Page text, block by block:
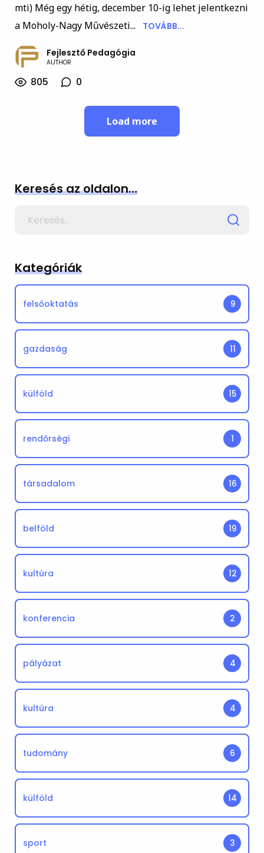
mti) Még egy hétig, december 10-ig lehet jelentkezni
a Moholy-Nagy Művészeti...
TOVÁBB...
Fejlesztő Pedagógia
AUTHOR
805 0
Load more
Keresés az oldalon…
Kategóriák
felsőoktatás 9
gazdaság 11
külföld 15
rendőrségi 1
társadalom 16
belföld 19
kultúra 12
konferencia 2
pályázat 4
kultúra 4
tudomány 6
külföld 14
sport 3